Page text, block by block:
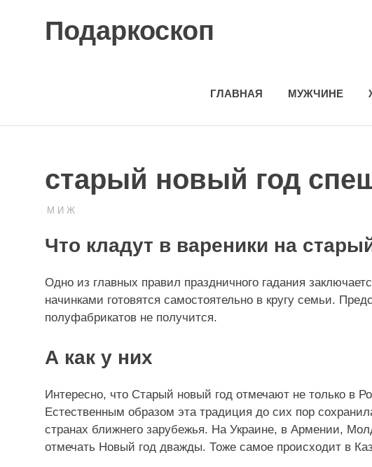
Подаркоскоп
ГЛАВНАЯ МУЖЧИНЕ
старый новый год
05.06.2021
ПОДАРЧЕК
М И Ж
Что кладут в вареники на
Одно из главных правил праздничного гадания
начинками готовятся самостоятельно в кругу семьи.
полуфабрикатов не получится.
А как у них
Интересно, что Старый новый год отмечают не только в
Естественным образом эта традиция до сих пор
странах ближнего зарубежья. На Украине, в Армении,
отмечать Новый год дважды. Тоже самое происходит в